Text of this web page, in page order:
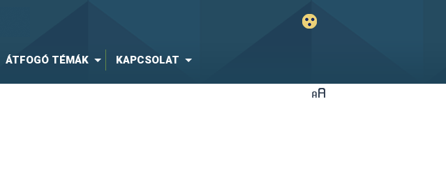
ÁTFOGÓ TÉMÁK KAPCSOLAT